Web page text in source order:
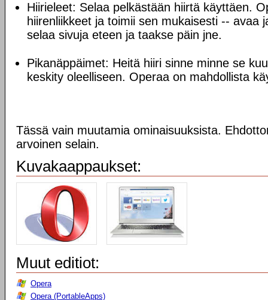
Hiirieleet: Selaa pelkästään hiirtä käyttäen.
hiirenliikkeet ja toimii sen mukaisesti -- avaa
selaa sivuja eteen ja taakse päin jne.
Pikanäppäimet: Heitä hiiri sinne minne se
keskity oleelliseen. Operaa on mahdollista
Tässä vain muutamia ominaisuuksista.
arvoinen selain.
Kuvakaappaukset:
Muut editiot:
Opera
Opera (PortableApps)